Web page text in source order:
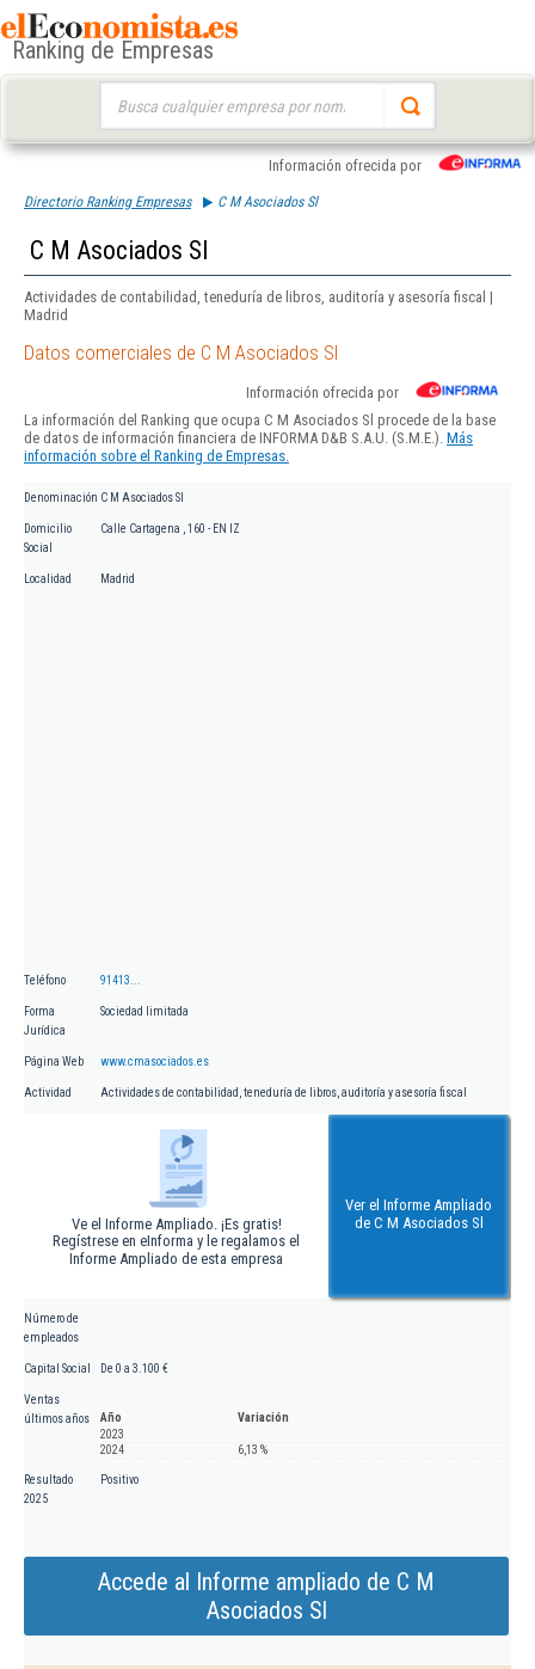
Ranking de Empresas
Información ofrecida por
Directorio Ranking Empresas C M Asociados Sl
C M Asociados Sl
Actividades de contabilidad, teneduría de libros, auditoría y asesoría fiscal |
Madrid
Datos comerciales de C M Asociados Sl
Información ofrecida por
La información del Ranking que ocupa C M Asociados Sl procede de la base
de datos de información financiera de INFORMA D&B S.A.U. (S.M.E.). Más
información sobre el Ranking de Empresas.
Denominación C M Asociados Sl
Domicilio
Social
Calle Cartagena , 160 - EN IZ
Localidad Madrid
Teléfono 91413...
Forma
Jurídica
Sociedad limitada
Página Web www.cmasociados.es
Actividad Actividades de contabilidad, teneduría de libros, auditoría y asesoría fiscal
Ve el Informe Ampliado. ¡Es gratis!
Regístrese en eInforma y le regalamos el
Informe Ampliado de esta empresa
Ver el Informe Ampliado
de C M Asociados Sl
Número de
empleados
Capital Social De 0 a 3.100 €
Ventas
últimos años
Año
Variación
2023
2024
6,13 %
Resultado
2025
Positivo
Accede al Informe ampliado de C M
Asociados Sl